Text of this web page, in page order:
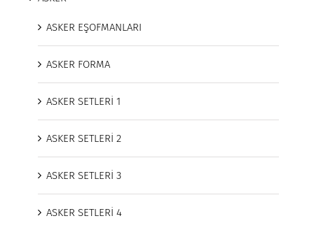
ASKER EŞOFMANLARI
ASKER FORMA
ASKER SETLERİ 1
ASKER SETLERİ 2
ASKER SETLERİ 3
ASKER SETLERİ 4